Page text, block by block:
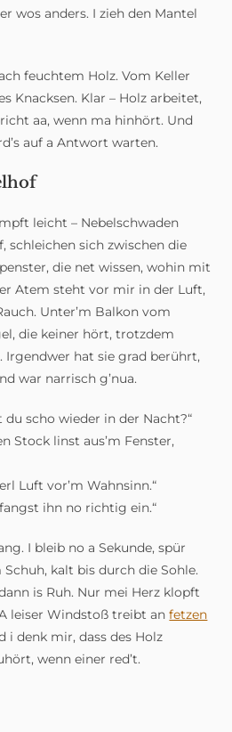
wos anders. I zieh den Mantel
feuchtem Holz. Vom Keller
Knacksen. Klar – Holz arbeitet,
aa, wenn ma hinhört. Und
auf a Antwort warten.
leicht – Nebelschwaden
schleichen sich zwischen die
die net wissen, wohin mit
Atem steht vor mir in der Luft,
Unter’m Balkon vom
die keiner hört, trotzdem
Irgendwer hat sie grad berührt,
war narrisch g’nua.
du scho wieder in der Nacht?“
Stock linst aus’m Fenster,
Luft vor’m Wahnsinn.“
ihn no richtig ein.“
I bleib no a Sekunde, spür
kalt bis durch die Sohle.
is Ruh. Nur mei Herz klopft
leiser Windstoß treibt anfetzen
i denk mir, dass des Holz
wenn einer red’t.